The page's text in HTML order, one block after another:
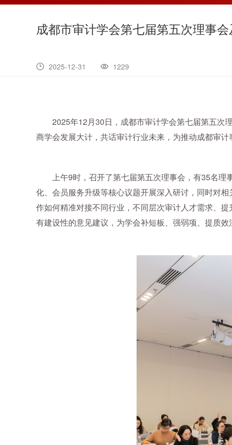
成都市审计学会第七届第五次理事
2025-12-31 1229
2025年12月30日，成都市审计学会第七届第五次
商学会发展大计，共话审计行业未来，为推动成都审计
上午9时，召开了第七届第五次理事会，有35名
化、会员服务升级等核心议题开展深入研讨，同时对
作如何精准对接不同行业，不同层次审计人才需求、
有建设性的意见建议，为学会补短板、强弱项、提质效